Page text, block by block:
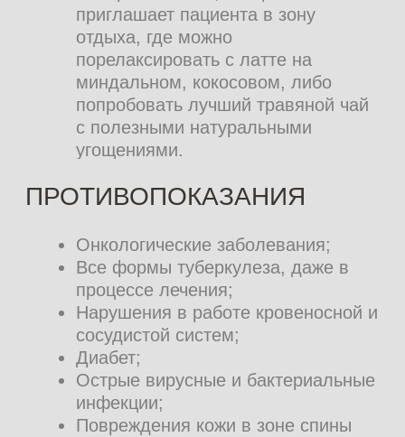
РАЗОВЫЕ ПОСЕЩЕНИЯ
60 5 500 ₽
АБОНЕМЕНТЫ
Продолжительность сеанса – 60 мин
5 сеансов 25 500 ₽27 500 ₽